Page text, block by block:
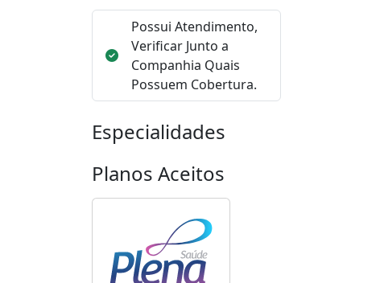
Possui Atendimento,
Verificar Junto a
Companhia Quais
Possuem Cobertura.
Especialidades
Planos Aceitos